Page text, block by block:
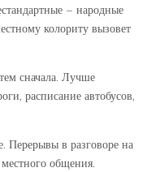
– народные
колориту вызовет
сначала. Лучше
расписание автобусов,
Перерывы в разговоре на
общения.